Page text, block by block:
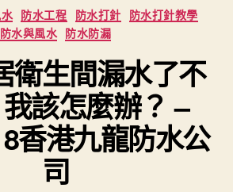
Categories
防水工程 防水打針 防水打針教學
防水與風水 防水防漏
衛生間漏水了不
該怎麼辦？ –
香港九龍防水公
司